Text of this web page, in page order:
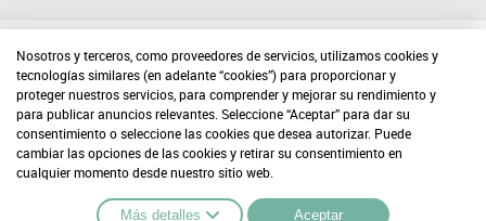
Nosotros y terceros, como proveedores de servicios, utilizamos cookies y
tecnologías similares (en adelante “cookies”) para proporcionar y
proteger nuestros servicios, para comprender y mejorar su rendimiento y
para publicar anuncios relevantes. Seleccione “Aceptar” para dar su
consentimiento o seleccione las cookies que desea autorizar. Puede
cambiar las opciones de las cookies y retirar su consentimiento en
cualquier momento desde nuestro sitio web.
Más detalles Aceptar